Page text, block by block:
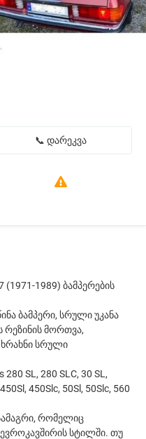
📞 დარეკვა
(1971-1989) ბამპერების
ბამპერი, სრული უკანა
რეზინის მორთვა,
სრული
SL, 280 SLC, 30 SL,
450Slc, 50Sl, 50Slc, 560
რომელიც
სტილში. თუ